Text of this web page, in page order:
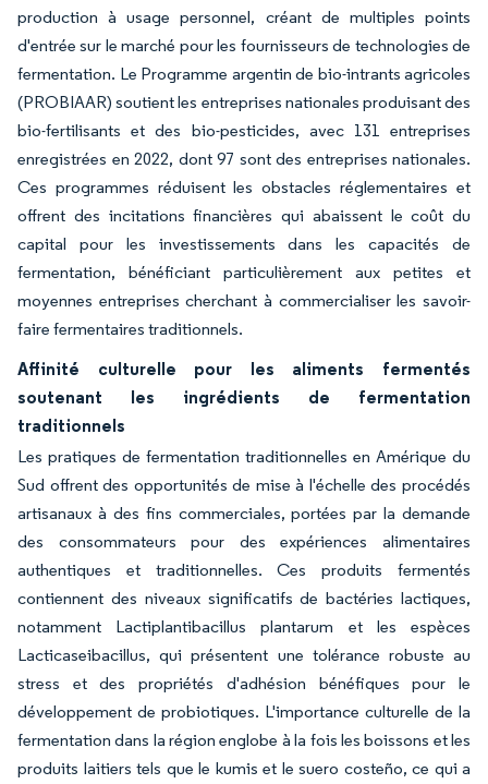
production à usage personnel, créant de multiples points
d'entrée sur le marché pour les fournisseurs de technologies de
fermentation. Le Programme argentin de bio-intrants agricoles
(PROBIAAR) soutient les entreprises nationales produisant des
bio-fertilisants et des bio-pesticides, avec 131 entreprises
enregistrées en 2022, dont 97 sont des entreprises nationales.
Ces programmes réduisent les obstacles réglementaires et
offrent des incitations financières qui abaissent le coût du
capital pour les investissements dans les capacités de
fermentation, bénéficiant particulièrement aux petites et
moyennes entreprises cherchant à commercialiser les savoir-
faire fermentaires traditionnels.
Affinité culturelle pour les aliments fermentés
soutenant les ingrédients de fermentation
traditionnels
Les pratiques de fermentation traditionnelles en Amérique du
Sud offrent des opportunités de mise à l'échelle des procédés
artisanaux à des fins commerciales, portées par la demande
des consommateurs pour des expériences alimentaires
authentiques et traditionnelles. Ces produits fermentés
contiennent des niveaux significatifs de bactéries lactiques,
notamment Lactiplantibacillus plantarum et les espèces
Lacticaseibacillus, qui présentent une tolérance robuste au
stress et des propriétés d'adhésion bénéfiques pour le
développement de probiotiques. L'importance culturelle de la
fermentation dans la région englobe à la fois les boissons et les
produits laitiers tels que le kumis et le suero costeño, ce qui a